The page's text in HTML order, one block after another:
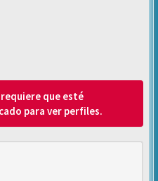
que esté
para ver perfiles.